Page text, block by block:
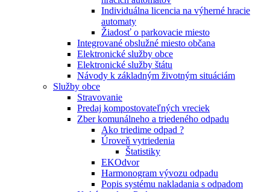
Individuálna licencia na výherné hracie
automaty
Žiadosť o parkovacie miesto
Integrované obslužné miesto občana
Elektronické služby obce
Elektronické služby štátu
Návody k základným životným situáciám
Služby obce
Stravovanie
Predaj kompostovateľných vreciek
Zber komunálneho a triedeného odpadu
Ako triedime odpad ?
Úroveň vytriedenia
Štatistiky
EKOdvor
Harmonogram vývozu odpadu
Popis systému nakladania s odpadom